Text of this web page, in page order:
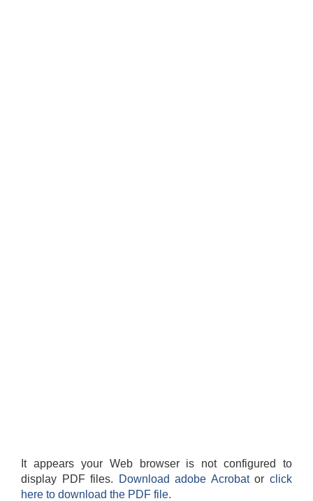
It appears your Web browser is not configured to
display PDF files.
Download adobe Acrobatorclick
here to download the PDF file.